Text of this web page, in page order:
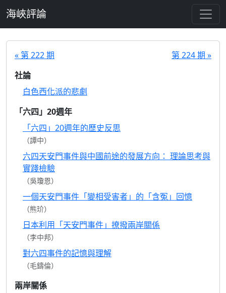
海峽評論
« 第 222 期
第 224 期 »
社論
白色西化派的悲劇
「六四」20週年
「六四」20週年的歷史反思
（譚中）
六四天安門事件與中國前途的發展方向： 理論思考與
實踐檢驗
（吳瓊恩）
一個天安門事件「變相受害者」的「含冤」回憶
（熊玠）
日本利用「天安門事件」撩撥兩岸關係
（李中邦）
對六四事件的記憶與理解
（毛鑄倫）
兩岸關係